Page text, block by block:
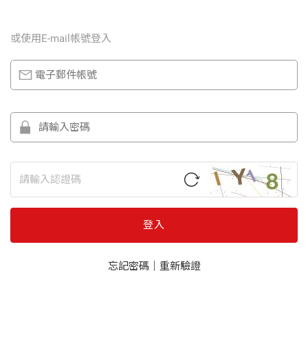
或使⽤E-mail帳號登入
登入
忘記密碼｜ 重新驗證